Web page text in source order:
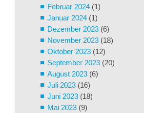
Februar 2024 (1)
Januar 2024 (1)
Dezember 2023 (6)
November 2023 (18)
Oktober 2023 (12)
September 2023 (20)
August 2023 (6)
Juli 2023 (16)
Juni 2023 (18)
Mai 2023 (9)